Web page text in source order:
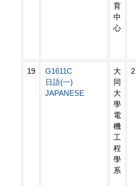
育
中
心
19
G1611C
日語(一)
JAPANESE
大
同
大
學
電
機
工
程
學
系
2